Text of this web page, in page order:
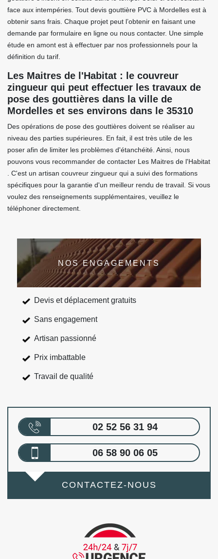
face aux intempéries. Tout devis gouttière PVC à Mordelles est à
obtenir sans frais. Chaque projet peut l’obtenir en faisant une
demande par formulaire en ligne ou nous contacter. Une simple
étude en amont est à effectuer par nos professionnels pour la
définition du tarif.
Les Maitres de l'Habitat : le couvreur
zingueur qui peut effectuer les travaux de
pose des gouttières dans la ville de
Mordelles et ses environs dans le 35310
Des opérations de pose des gouttières doivent se réaliser au
niveau des parties supérieures. En fait, il est très utile de les
poser afin de limiter les problèmes d'étanchéité. Ainsi, nous
pouvons vous recommander de contacter Les Maitres de l'Habitat
. C'est un artisan couvreur zingueur qui a suivi des formations
spécifiques pour la garantie d'un meilleur rendu de travail. Si vous
voulez des renseignements supplémentaires, veuillez le
téléphoner directement.
NOS ENGAGEMENTS
Devis et déplacement gratuits
Sans engagement
Artisan passionné
Prix imbattable
Travail de qualité
02 52 56 31 94
06 58 90 06 05
CONTACTEZ-NOUS